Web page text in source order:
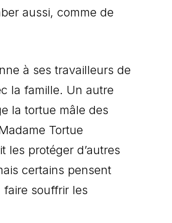
aussi, comme de
à ses travailleurs de
la famille. Un autre
la tortue mâle des
Tortue
les protéger d’autres
certains pensent
faire souffrir les